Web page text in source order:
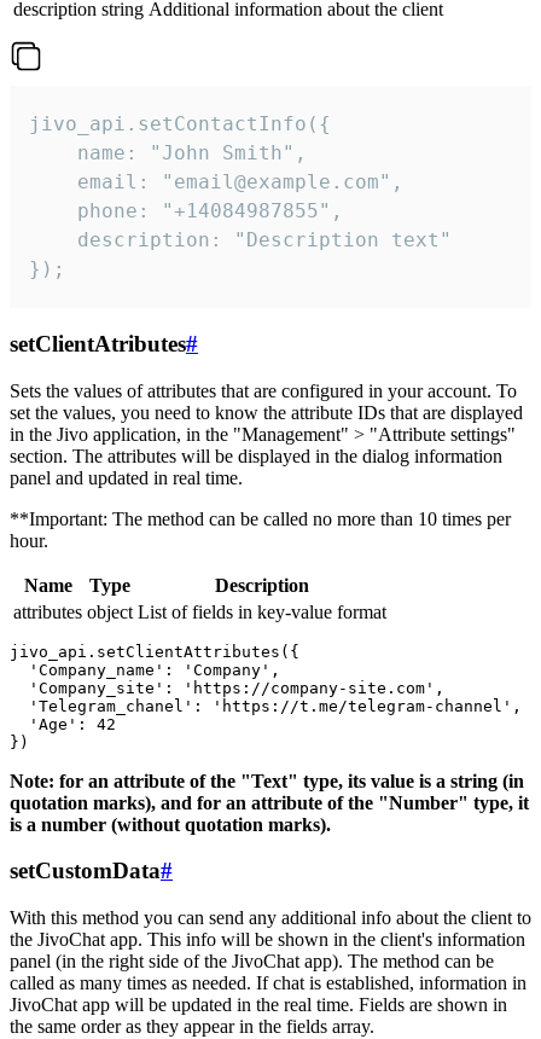
description string Additional information about the client
jivo_api.setContactInfo({
    name: "John Smith",
    email: "email@example.com",
    phone: "+14084987855",
    description: "Description text"
});
setClientAtributes#
Sets the values ​​of attributes that are configured in your account. To
set the values, you need to know the attribute IDs that are displayed
in the Jivo application, in the "Management" > "Attribute settings"
section. The attributes will be displayed in the dialog information
panel and updated in real time.
**Important: The method can be called no more than 10 times per
hour.
Name Type
Description
attributes object List of fields in key-value format
jivo_api.setClientAttributes({
  'Company_name': 'Company',
  'Company_site': 'https://company-site.com',
  'Telegram_chanel': 'https://t.me/telegram-channel',
  'Age': 42
Note: for an attribute of the "Text" type, its value is a string (in
quotation marks), and for an attribute of the "Number" type, it
is a number (without quotation marks).
setCustomData#
With this method you can send any additional info about the client to
the JivoChat app. This info will be shown in the client's information
panel (in the right side of the JivoChat app). The method can be
called as many times as needed. If chat is established, information in
JivoChat app will be updated in the real time. Fields are shown in
the same order as they appear in the fields array.